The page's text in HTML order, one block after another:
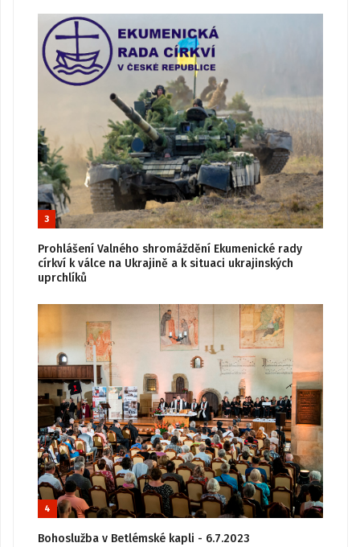
3
Prohlášení Valného shromáždění Ekumenické rady
církví k válce na Ukrajině a k situaci ukrajinských
uprchlíků
4
Bohoslužba v Betlémské kapli - 6.7.2023